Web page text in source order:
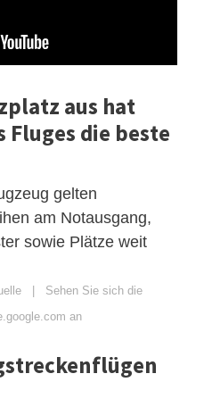
aus hat
Fluges die beste
gelten
am Notausgang,
sowie Plätze weit
| Sehen Sie sich die
an